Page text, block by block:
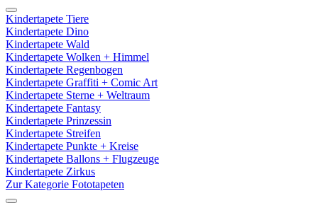
Kindertapete Tiere
Kindertapete Dino
Kindertapete Wald
Kindertapete Wolken + Himmel
Kindertapete Regenbogen
Kindertapete Graffiti + Comic Art
Kindertapete Sterne + Weltraum
Kindertapete Fantasy
Kindertapete Prinzessin
Kindertapete Streifen
Kindertapete Punkte + Kreise
Kindertapete Ballons + Flugzeuge
Kindertapete Zirkus
Zur Kategorie Fototapeten